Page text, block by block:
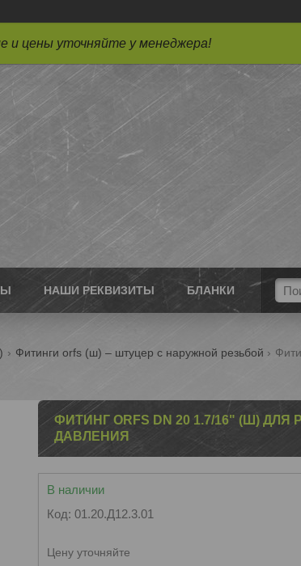
и цены уточняйте у менеджера!
НАШИ РЕКВИЗИТЫ БЛАНКИ
Фитинги orfs (ш) – штуцер с наружной резьбой
ФИТИНГ ORFS DN 20 1.7/16" (Ш)
ДАВЛЕНИЯ
В наличии
Код: 01.20.Д12.3.01
Цену уточняйте